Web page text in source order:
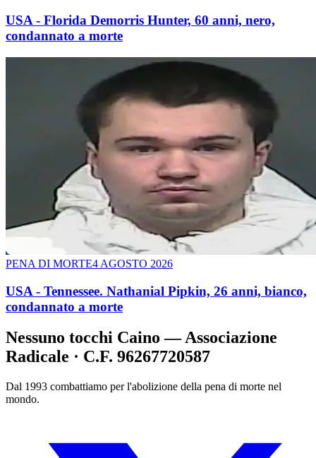
USA - Florida Demorris Hunter, 60 anni, nero,
condannato a morte
PENA DI MORTE4 AGOSTO 2026
USA - Tennessee. Nathanial Pipkin, 26 anni, bianco,
condannato a morte
Nessuno tocchi Caino — Associazione
Radicale · C.F. 96267720587
Dal 1993 combattiamo per l'abolizione della pena di morte nel
mondo.